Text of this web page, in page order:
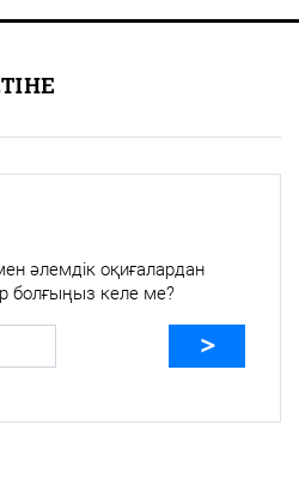
әлемдік оқиғалардан
болғыңыз келе ме?